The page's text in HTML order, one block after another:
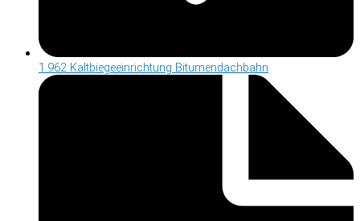
1.962 Kaltbiegeeinrichtung Bitumendachbahn